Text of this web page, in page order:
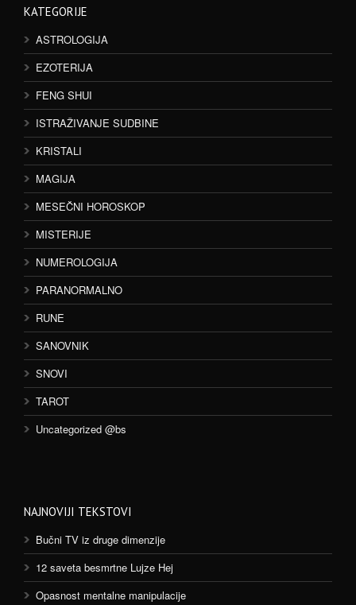
KATEGORIJE
ASTROLOGIJA
EZOTERIJA
FENG SHUI
ISTRAŽIVANJE SUDBINE
KRISTALI
MAGIJA
MESEČNI HOROSKOP
MISTERIJE
NUMEROLOGIJA
PARANORMALNO
RUNE
SANOVNIK
SNOVI
TAROT
Uncategorized @bs
NAJNOVIJI TEKSTOVI
Bučni TV iz druge dimenzije
12 saveta besmrtne Lujze Hej
Opasnost mentalne manipulacije